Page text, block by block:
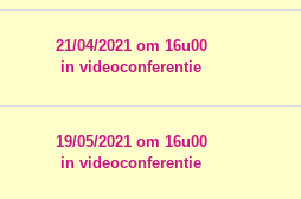
21/04/2021 om 16u00
in videoconferentie
19/05/2021 om 16u00
in videoconferentie